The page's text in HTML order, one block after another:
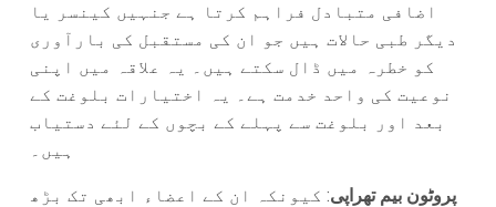
اضافی متبادل فراہم کرتا ہے جنہیں کینسر یا
دیگر طبی حالات ہیں جو ان کی مستقبل کی بارآوری
کو خطرہ میں ڈال سکتے ہیں۔ یہ علاقہ میں اپنی
نوعیت کی واحد خدمت ہے۔ یہ اختیارات بلوغت کے
بعد اور بلوغت سے پہلے کے بچوں کے لئے دستیاب
ہیں۔
پروٹون بیم تھراپی: کیونکہ ان کے اعضاء ابھی تک بڑھ